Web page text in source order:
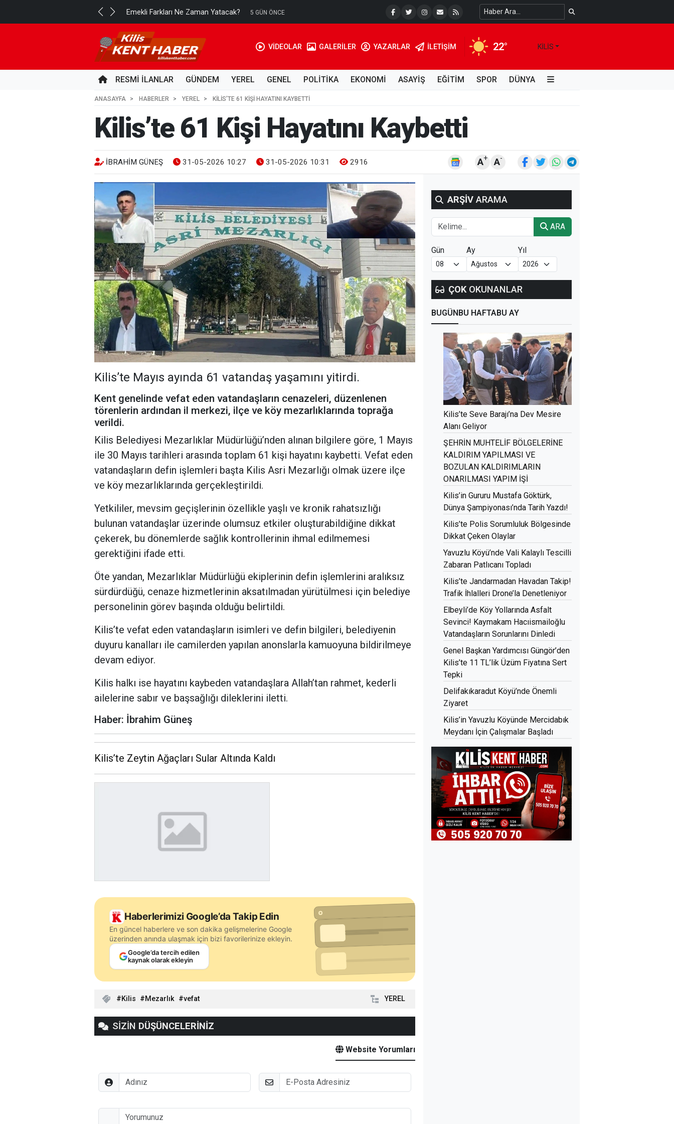
Emekli Farkları Ne Zaman Yatacak? 5 GÜN ÖNCE Su Kuyusu Temiz Suya Erişimde Kalıcı Bir Çözüm
VİDEOLAR GALERİLER YAZARLAR İLETIŞIM 22° KILIS
RESMİ İLANLAR GÜNDEM YEREL GENEL POLİTİKA EKONOMİ ASAYİŞ EĞİTİM SPOR DÜNYA
ANASAYFA HABERLER YEREL KILIS’TE 61 KIŞI HAYATINI KAYBETTI
Kilis’te 61 Kişi Hayatını Kaybetti
İBRAHIM GÜNEŞ 31-05-2026 10:27 31-05-2026 10:31 2916 A+ A-
Kilis’te Mayıs ayında 61 vatandaş yaşamını yitirdi.
Kent genelinde vefat eden vatandaşların cenazeleri, düzenlenen
törenlerin ardından il merkezi, ilçe ve köy mezarlıklarında toprağa
verildi.
Kilis Belediyesi Mezarlıklar Müdürlüğü’nden alınan bilgilere göre, 1 Mayıs
ile 30 Mayıs tarihleri arasında toplam 61 kişi hayatını kaybetti. Vefat eden
vatandaşların defin işlemleri başta Kilis Asri Mezarlığı olmak üzere ilçe
ve köy mezarlıklarında gerçekleştirildi.
Yetkililer, mevsim geçişlerinin özellikle yaşlı ve kronik rahatsızlığı
bulunan vatandaşlar üzerinde olumsuz etkiler oluşturabildiğine dikkat
çekerek, bu dönemlerde sağlık kontrollerinin ihmal edilmemesi
gerektiğini ifade etti.
Öte yandan, Mezarlıklar Müdürlüğü ekiplerinin defin işlemlerini aralıksız
sürdürdüğü, cenaze hizmetlerinin aksatılmadan yürütülmesi için belediye
personelinin görev başında olduğu belirtildi.
Kilis’te vefat eden vatandaşların isimleri ve defin bilgileri, belediyenin
duyuru kanalları ile camilerden yapılan anonslarla kamuoyuna bildirilmeye
devam ediyor.
Kilis halkı ise hayatını kaybeden vatandaşlara Allah’tan rahmet, kederli
ailelerine sabır ve başsağlığı dileklerini iletti.
Haber: İbrahim Güneş
Kilis’te Zeytin Ağaçları Sular Altında Kaldı
Haberlerimizi Google’da Takip Edin
En güncel haberlere ve son dakika gelişmelerine Google
üzerinden anında ulaşmak için bizi favorilerinize ekleyin.
Google’da tercih edilen
kaynak olarak ekleyin
Kilis Mezarlık vefat YEREL
SİZİN DÜŞÜNCELERİNİZ
Website Yorumları
Adınız E-Posta
Düşünceleriniz
ARŞİV ARAMA
ARA
Gün Ay Yıl
ÇOK OKUNANLAR
BUGÜNBU HAFTABU AY
Kilis’te Seve Barajı’na Dev Mesire
Alanı Geliyor
ŞEHRİN MUHTELİF BÖLGELERİNE
KALDIRIM YAPILMASI VE
BOZULAN KALDIRIMLARIN
ONARILMASI YAPIM İŞİ
Kilis’in Gururu Mustafa Göktürk,
Dünya Şampiyonası’nda Tarih Yazdı!
Kilis’te Polis Sorumluluk Bölgesinde
Dikkat Çeken Olaylar
Yavuzlu Köyü’nde Vali Kalaylı Tescilli
Zabaran Patlıcanı Topladı
Kilis’te Jandarmadan Havadan Takip!
Trafik İhlalleri Drone’la Denetleniyor
Elbeyli’de Köy Yollarında Asfalt
Sevinci! Kaymakam Hacıismailoğlu
Vatandaşların Sorunlarını Dinledi
Genel Başkan Yardımcısı Güngör’den
Kilis’te 11 TL’lik Üzüm Fiyatına Sert
Tepki
Delifakıkaradut Köyü’nde Önemli
Ziyaret
Kilis’in Yavuzlu Köyünde Mercidabık
Meydanı İçin Çalışmalar Başladı